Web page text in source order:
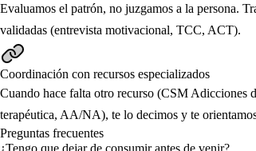
Evaluamos el patrón, no juzgamos a la persona.
validadas (entrevista motivacional, TCC, ACT).
Coordinación con recursos especializados
Cuando hace falta otro recurso (CSM Adicciones
terapéutica, AA/NA), te lo decimos y te
Preguntas frecuentes
¿Tengo que dejar de consumir antes de venir?